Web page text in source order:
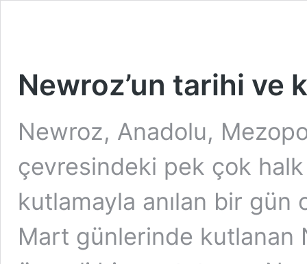
Newroz’un tarihi ve
Newroz, Anadolu,
çevresindeki pek çok halk
kutlamayla anılan bir gün
Mart günlerinde